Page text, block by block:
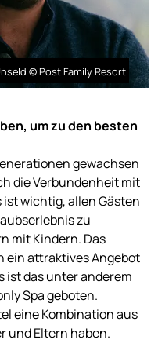
© Post Family Resort
um zu den besten
gewachsen
die Verbundenheit mit
ist wichtig, allen Gästen
zu
mit Kindern. Das
ein attraktives Angebot
ist das unter anderem
Spa geboten.
eine Kombination aus
und Eltern haben.